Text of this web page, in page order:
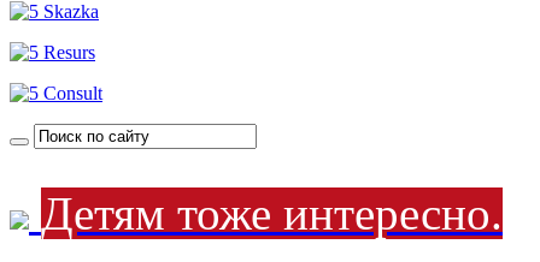
Детям тоже интересно.